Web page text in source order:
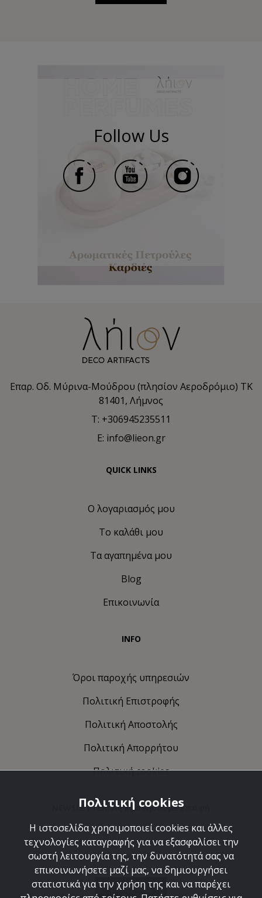
Follow Us
Επαρ. Οδ. Μύρινα-Μούδρου (πλησίον Αεροδρόμιο) TK
81401, Λήμνος
T: +306945235511
E: info@lieon.gr
QUICK LINKS
Ο λογαριασμός μου
Το καλάθι μου
Τα αγαπημένα μου
Blog
Επικοινωνία
INFO
Όροι παροχής υπηρεσιών
Πολιτική Eπιστροφής
Πολιτική Αποστολής
Πολιτική Απορρήτου
Πολιτική cookies
NEWSLETTER: Ας κρατήσουμε επαφή
Ανακαλύψτε τις δημιουργίες μας και ελάτε να
γνωριστούμε καλύτερα.
ΕΓΓΡΑΦΗ
Πολιτική cookies
Η ιστοσελίδα χρησιμοποιεί cookies και άλλες
τεχνολογίες καταγραφής για να εξασφαλίσει την
σωστή λειτουργία της, την δυνατότητά σας να
επικοινωνήσετε μαζί μας, να δημιουργήσει
στατιστικά για την χρήση της και να παρέχει